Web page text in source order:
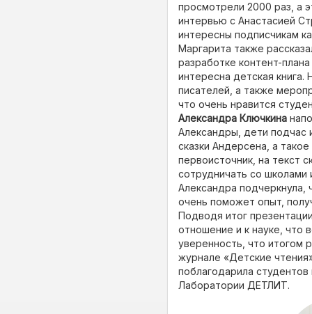
просмотрели 2000 раз, а
интервью с Анастасией
интересны подписчикам
Маргарита также
разработке контент-
интересна детская
писателей, а также
что очень нравится
Александра Ключкина
Александры, дети подчас
сказки Андерсена, а
первоисточник, на текст
сотрудничать со школами
Александра подчеркнула,
очень поможет опыт,
Подводя итог
отношение и к науке, что
уверенность, что итогом
журнале «Детские
поблагодарила
Лаборатории ДЕТЛИТ.